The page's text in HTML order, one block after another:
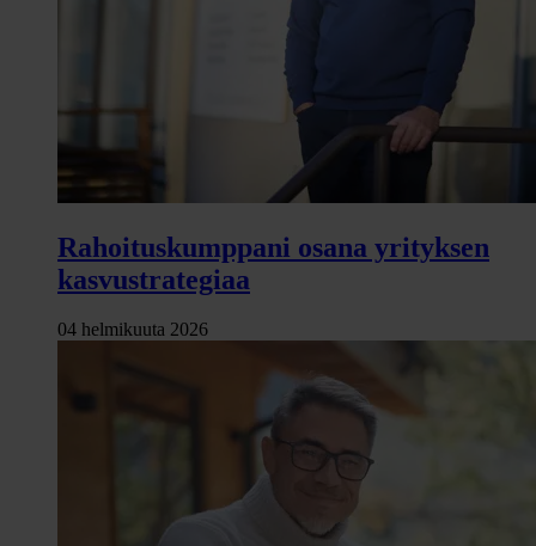
Rahoituskumppani osana yrityksen
kasvustrategiaa
04 helmikuuta 2026